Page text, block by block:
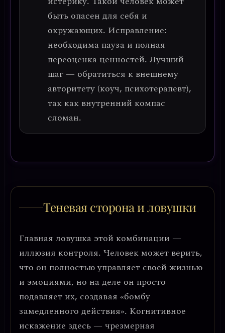
быть опасен для себя и
окружающих. Исправление:
необходима пауза и полная
переоценка ценностей. Лучший
шаг — обратиться к внешнему
авторитету (коуч, психотерапевт),
так как внутренний компас
сломан.
Теневая сторона и ловушки
Главная ловушка этой комбинации —
иллюзия контроля. Человек может верить,
что он полностью управляет своей жизнью
и эмоциями, но на деле он просто
подавляет их, создавая «бомбу
замедленного действия». Когнитивное
искажение здесь — чрезмерная